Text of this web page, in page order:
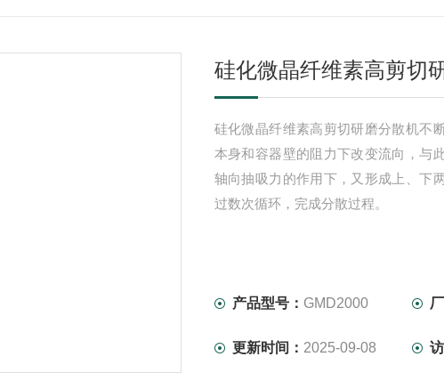
硅化微晶纤维素高剪切
硅化微晶纤维素高剪切研磨分散机不
本身和容器壁的阻力下改变流向，与
轴向抽吸力的作用下，又形成上、下
过数次循环，完成分散过程。
产品型号： GMD2000
更新时间： 2025-09-08